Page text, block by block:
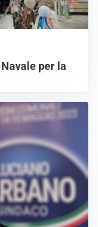
per la